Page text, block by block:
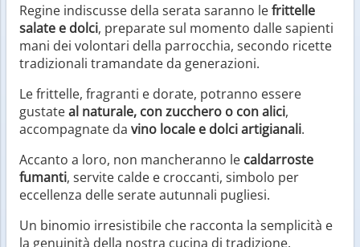
Regine indiscusse della serata saranno lefrittelle
salate e dolci, preparate sul momento dalle sapienti
mani dei volontari della parrocchia, secondo ricette
tradizionali tramandate da generazioni.
Le frittelle, fragranti e dorate, potranno essere
gustateal naturale, con zucchero o con alici,
accompagnate da vino locale e dolci artigianali.
Accanto a loro, non mancheranno le caldarroste
fumanti, servite calde e croccanti, simbolo per
eccellenza delle serate autunnali pugliesi.
Un binomio irresistibile che racconta la semplicità e
la genuinità della nostra cucina di tradizione.